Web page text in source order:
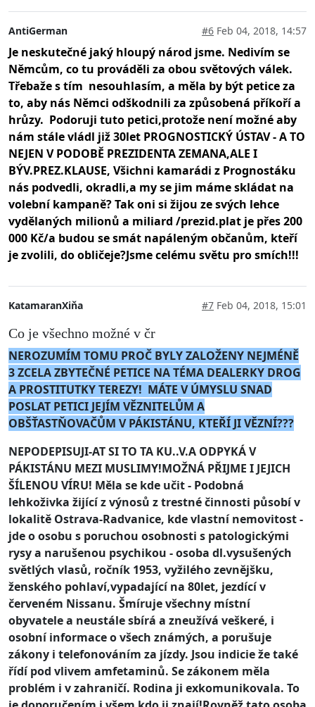
AntiGerman #6 Feb 04, 2018, 14:57
Je neskutečné jaký hloupý národ jsme. Nedivím se
Němcům, co tu prováděli za obou světových válek.
Třebaže s tím nesouhlasím, a měla by být petice za
to, aby nás Němci odškodnili za způsobená příkoří a
hrůzy. Podoruji tuto petici,protože není možné aby
nám stále vládl již 30let PROGNOSTICKÝ ÚSTAV - A TO
NEJEN V PODOBĚ PREZIDENTA ZEMANA,ALE I
BÝV.PREZ.KLAUSE, Všichni kamarádi z Prognostáku
nás podvedli, okradli,a my se jim máme skládat na
volební kampaně? Tak oni si žijou ze svých lehce
vydělaných milionů a miliard /prezid.plat je přes 200
000 Kč/a budou se smát napáleným občanům, kteří
je zvolili, do obličeje?Jsme celému světu pro smích!!!
KatamaranXiňa #7 Feb 04, 2018, 15:01
Co je všechno možné v čr
NEROZUMÍM TOMU PROČ BYLY ZALOŽENY NEJMÉNĚ
3 ZCELA ZBYTEČNÉ PETICE NA TÉMA DEALERKY DROG
A PROSTITUTKY TEREZY! MÁTE V ÚMYSLU SNAD
POSLAT PETICI JEJÍM VĚZNITELŮM A
OBŠŤASTŇOVAČŮM V PÁKISTÁNU, KTEŘÍ JI VĚZNÍ???
NEPODEPISUJI-AT SI TO TA KU..V.A ODPYKÁ V
PÁKISTÁNU MEZI MUSLIMY!MOŽNÁ PŘIJME I JEJICH
ŠÍLENOU VÍRU! Měla se kde učit - Podobná
lehkoživka žijící z výnosů z trestné činnosti působí v
lokalitě Ostrava-Radvanice, kde vlastní nemovitost -
jde o osobu s poruchou osobnosti s patologickými
rysy a narušenou psychikou - osoba dl.vysušených
světlých vlasů, ročník 1953, vyžilého zevnějšku,
ženského pohlaví,vypadající na 80let, jezdící v
červeném Nissanu. Šmíruje všechny místní
obyvatele a neustále sbírá a zneužívá veškeré, i
osobní informace o všech známých, a porušuje
zákony i telefonováním za jízdy. Jsou indicie že také
řídí pod vlivem amfetaminů. Se zákonem měla
problém i v zahraničí. Rodina ji exkomunikovala. To